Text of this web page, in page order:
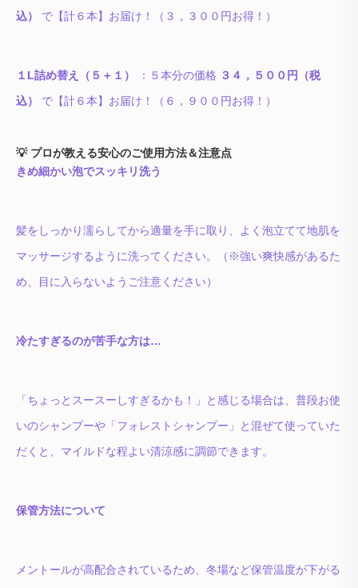
込）
で【計６本】お届け！（３，３００円お得！）
１L詰め替え（５＋１） ：５本分の価格 ３４，５００円（税
込）
で【計６本】お届け！（６，９００円お得！）
💡 プロが教える安心のご使用方法＆注意点
きめ細かい泡でスッキリ洗う
髪をしっかり濡らしてから適量を手に取り、よく泡立てて地肌を
マッサージするように洗ってください。（※強い爽快感があるた
め、目に入らないようご注意ください）
冷たすぎるのが苦手な方は…
「ちょっとスースーしすぎるかも！」と感じる場合は、普段お使
いのシャンプーや「フォレストシャンプー」と混ぜて使っていた
だくと、マイルドな程よい清涼感に調節できます。
保管方法について
メントールが高配合されているため、冬場など保管温度が下がる